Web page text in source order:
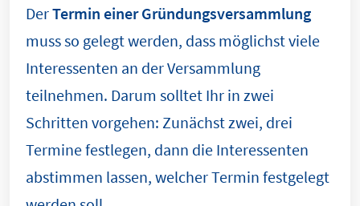
DerTermin einer Gründungsversammlung
muss so gelegt werden, dass möglichst viele
Interessenten an der Versammlung
teilnehmen. Darum solltet Ihr in zwei
Schritten vorgehen: Zunächst zwei, drei
Termine festlegen, dann die Interessenten
abstimmen lassen, welcher Termin festgelegt